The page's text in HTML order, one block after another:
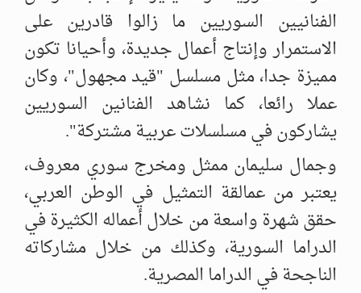
الفنانيين السوريين ما زالوا قادرين على
الاستمرار وإنتاج أعمال جديدة، وأحيانا تكون
مميزة جدا، مثل مسلسل "قيد مجهول"، وكان
عملا رائعا، كما نشاهد الفنانين السوريين
يشاركون في مسلسلات عربية مشتركة".
وجمال سليمان ممثل ومخرج سوري معروف،
يعتبر من عمالقة التمثيل في الوطن العربي،
حقق شهرة واسعة من خلال أعماله الكثيرة في
الدراما السورية، وكذلك من خلال مشاركاته
الناجحة في الدراما المصرية.